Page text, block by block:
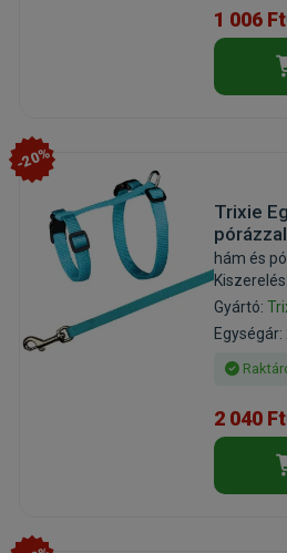
1 006 Ft
-20%
Trixie
hám és
Gyártó:
2 040 Ft